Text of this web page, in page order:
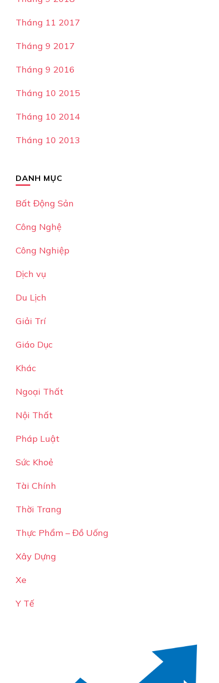
Tháng 11 2017
Tháng 9 2017
Tháng 9 2016
Tháng 10 2015
Tháng 10 2014
Tháng 10 2013
DANH MỤC
Bất Động Sản
Công Nghệ
Công Nghiệp
Dịch vụ
Du Lịch
Giải Trí
Giáo Dục
Khác
Ngoại Thất
Nội Thất
Pháp Luật
Sức Khoẻ
Tài Chính
Thời Trang
Thực Phẩm – Đồ Uống
Xây Dựng
Xe
Y Tế